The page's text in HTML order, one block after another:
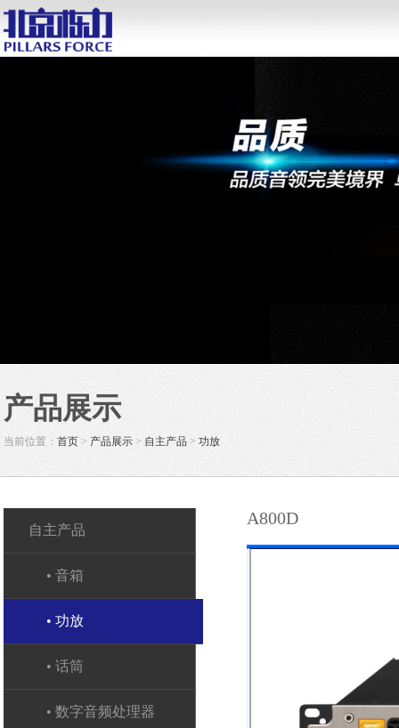
产品展示
当前位置： 首页> 产品展示> 自主产品> 功放
自主产品
• 音箱
• 功放
• 话筒
• 数字音频处理器
A800D